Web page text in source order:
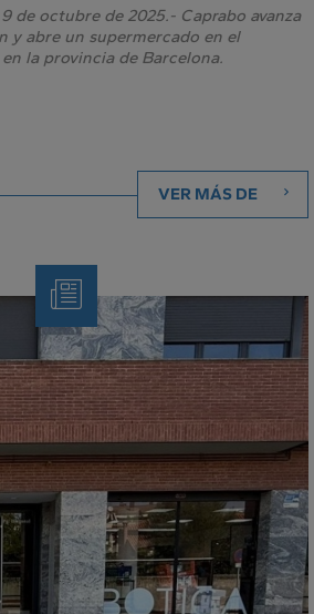
de octubre de 2025.- Caprabo avanza
y abre un supermercado en el
la provincia de Barcelona.
VER MÁS DE
Nota
de
Prensa